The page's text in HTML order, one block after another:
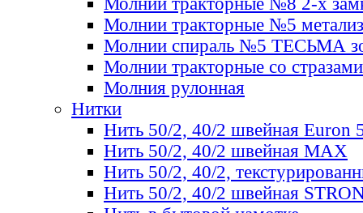
Молнии тракторные №5
Молнии спираль №5 ТЕСЬМА
Молнии тракторные со стразами
Молния рулонная
Нитки
Нить 50/2, 40/2 швейная Euron
Нить 50/2, 40/2 швейная МАХ
Нить 50/2, 40/2,
Нить 50/2, 40/2 швейная